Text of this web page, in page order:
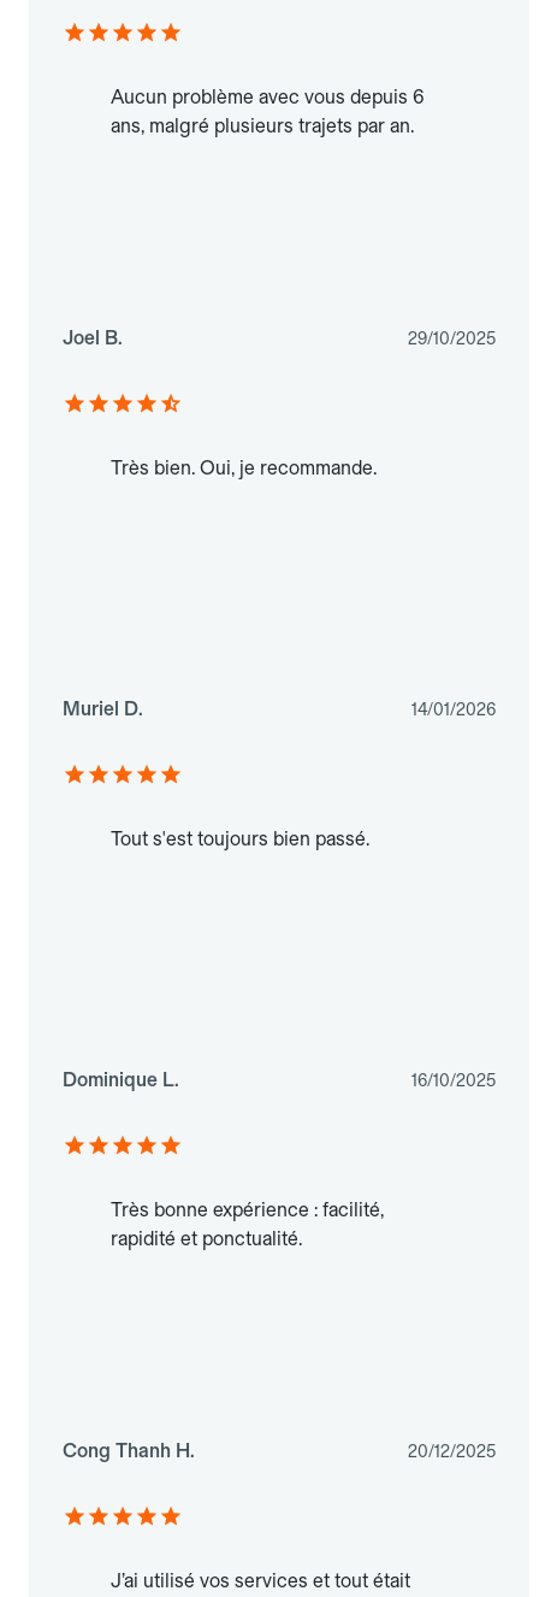
Aucun problème avec vous depuis 6
ans, malgré plusieurs trajets par an.
Joel B. 29/10/2025
Très bien. Oui, je recommande.
Muriel D. 14/01/2026
Tout s'est toujours bien passé.
Dominique L. 16/10/2025
Très bonne expérience : facilité,
rapidité et ponctualité.
Cong Thanh H. 20/12/2025
J’ai utilisé vos services et tout était